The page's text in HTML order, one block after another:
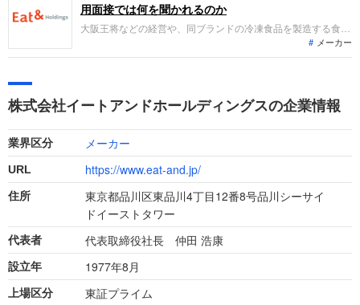
営業利益ともに増加し、増収増益となり順調に成長を続けてい
ます。
用面接では何を聞かれるのか
大阪王将などの経営や、同ブランドの冷凍食品を製造する食品
メーカー事業をおこなうイートアンドホールディングス（以
下、イートアンド）への転職。中途採用面接では、これまでの
自分を出し切り、転職を成功させましょう。
メーカー
株式会社イートアンドホールディングスの企業情報
業界区分 メーカー
URL https://www.eat-and.jp/
住所
東京都品川区東品川4丁目12番8号品川シーサイ
ドイーストタワー
代表者 代表取締役社長 仲田 浩康
設立年 1977年8月
上場区分
東証プライム